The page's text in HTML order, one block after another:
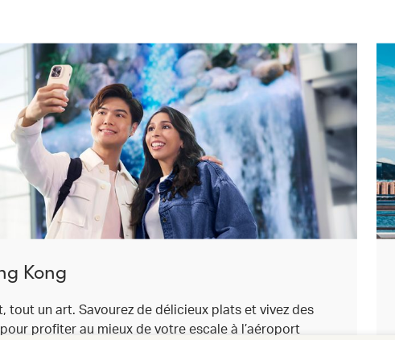
Kong
tout un art. Savourez de délicieux plats et vivez des
profiter au mieux de votre escale à l’aéroport